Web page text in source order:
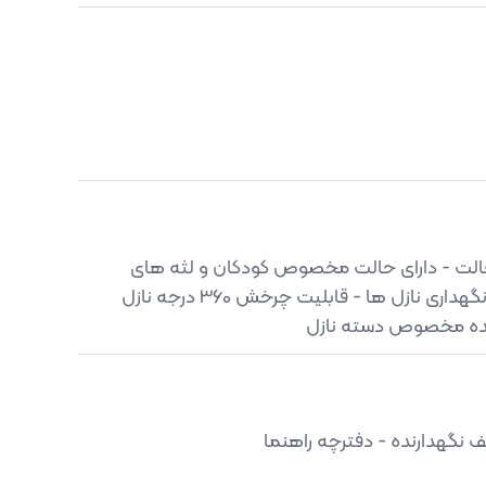
تنظیم شدت آب در 10 حالت - دارای حالت مخصوص کودکان و لثه های
حساس - محفظه مخصوص نگهداری نازل ها - قابلیت چرخش 360 درجه نازل
مخصوص دسته نازل